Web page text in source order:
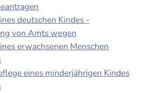
deutschen Kindes -
von Amts wegen
erwachsenen Menschen
eines minderjährigen Kindes